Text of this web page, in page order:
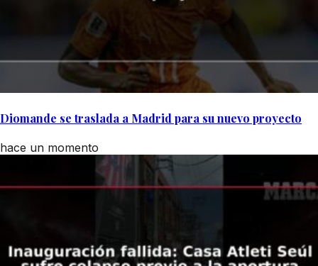
Diomande se traslada a Madrid para su nuevo proyecto
hace un momento